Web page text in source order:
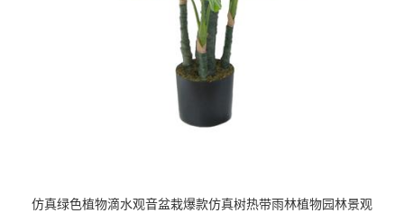
仿真绿色植物滴水观音盆栽爆款仿真树热带雨林植物园林景观